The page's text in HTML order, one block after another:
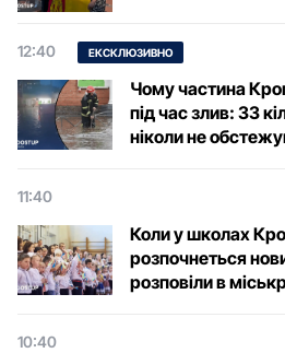
12:40 ЕКСКЛЮЗИВНО
Чому частина
під час злив: 33
ніколи не
11:40
Коли у школах
розпочнеться
розповіли в
10:40